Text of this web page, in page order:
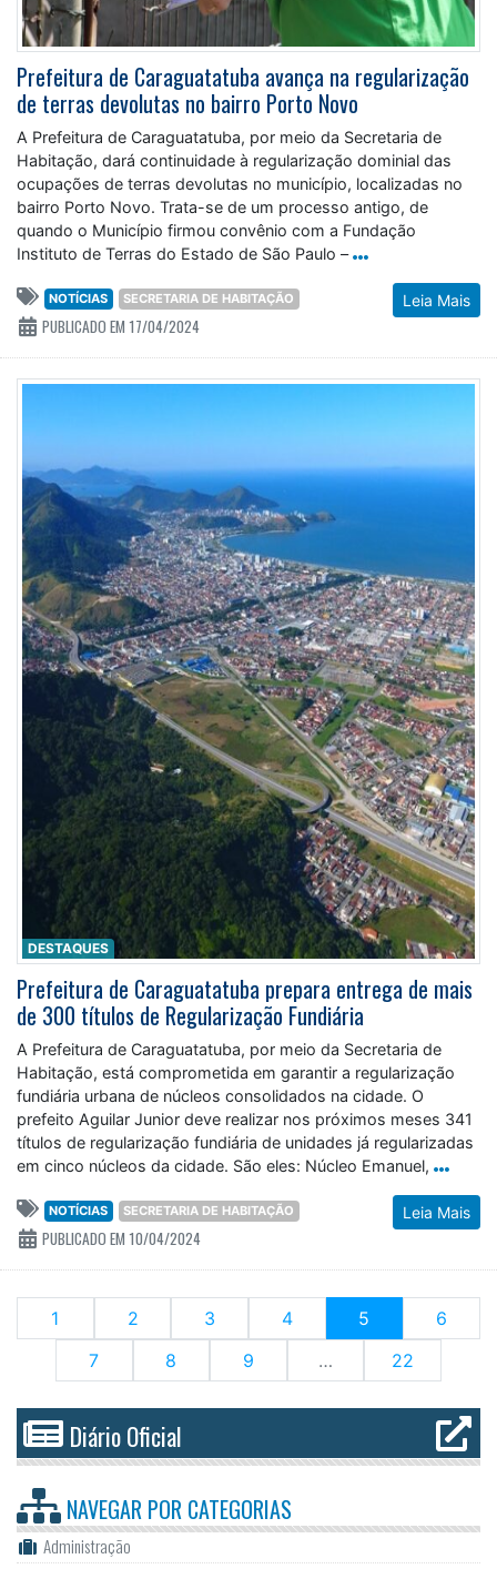
Prefeitura de Caraguatatuba avança na regularização
de terras devolutas no bairro Porto Novo
A Prefeitura de Caraguatatuba, por meio da Secretaria de
Habitação, dará continuidade à regularização dominial das
ocupações de terras devolutas no município, localizadas no
bairro Porto Novo. Trata-se de um processo antigo, de
quando o Município firmou convênio com a Fundação
Instituto de Terras do Estado de São Paulo –
Leia Mais
NOTÍCIAS SECRETARIA DE HABITAÇÃO
PUBLICADO EM 17/04/2024
DESTAQUES
Prefeitura de Caraguatatuba prepara entrega de mais
de 300 títulos de Regularização Fundiária
A Prefeitura de Caraguatatuba, por meio da Secretaria de
Habitação, está comprometida em garantir a regularização
fundiária urbana de núcleos consolidados na cidade. O
prefeito Aguilar Junior deve realizar nos próximos meses 341
títulos de regularização fundiária de unidades já regularizadas
em cinco núcleos da cidade. São eles: Núcleo Emanuel,
Leia Mais
NOTÍCIAS SECRETARIA DE HABITAÇÃO
PUBLICADO EM 10/04/2024
1 2 3 4 5 (current)6
7
8 9 … 22
Diário Oficial
NAVEGAR POR CATEGORIAS
Administração